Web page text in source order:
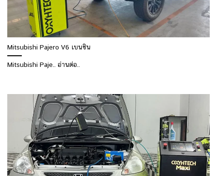
Mitsubishi Pajero V6 เบนซิน
Mitsubishi Paje.. อ่านต่อ..